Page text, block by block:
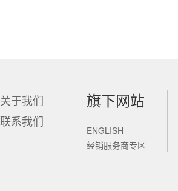
关于我们
联系我们
旗下网站
ENGLISH
经销服务商专区